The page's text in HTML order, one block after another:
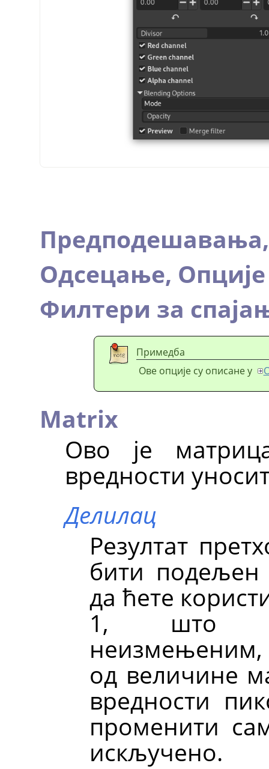
Одсецање,
Филтери за
Примедба
Ове опције су описане у
Matrix
Ово је
вредности
Делилац
Резултат
бити
да ћете
1, што
неизмењеним,
од величине
вредности
променити
искључено.